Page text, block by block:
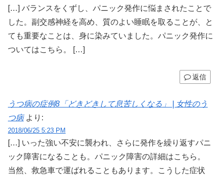
[…] バランスをくずし、パニック発作に悩まされたことで
した。副交感神経を高め、質のよい睡眠を取ることが、と
ても重要なことは、身に染みていました。パニック発作に
ついてはこちら。 […]
返信
うつ病の症例8「どきどきして息苦しくなる」 | 女性のう
つ病 より:
2018/06/25 5:23 PM
[…] いった強い不安に襲われ、さらに発作を繰り返すパニ
ック障害になることも。パニック障害の詳細はこちら。
当然、救急車で運ばれることもあります。こうした症状